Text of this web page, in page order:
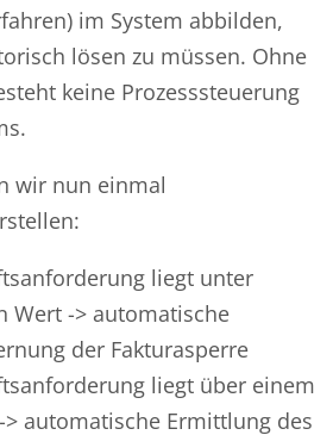
im System abbilden,
lösen zu müssen. Ohne
keine Prozesssteuerung
wir nun einmal
liegt unter
Wert -> automatische
der Fakturasperre
liegt über einem
automatische Ermittlung des